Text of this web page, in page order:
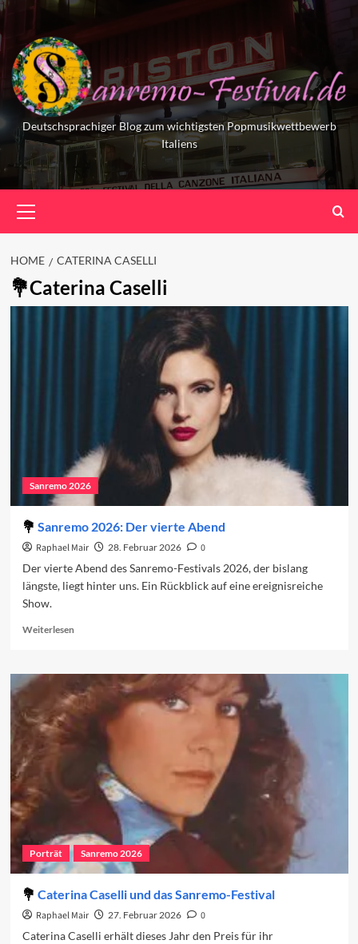
Skip
to
content
Deutschsprachiger Blog zum wichtigsten Popmusikwettbewerb
Italiens
Menu
HOME CATERINA CASELLI
Caterina Caselli
Sanremo 2026
Sanremo 2026: Der vierte Abend
Raphael Mair 28. Februar 2026
0
Der vierte Abend des Sanremo-Festivals 2026, der bislang
längste, liegt hinter uns. Ein Rückblick auf eine ereignisreiche
Show.
WeiterlesenRead
Sanremo
2026:
Der
vierte
Porträt Sanremo 2026
Caterina Caselli und das Sanremo-Festival
Raphael Mair 27. Februar 2026
0
Caterina Caselli erhält dieses Jahr den Preis für ihr